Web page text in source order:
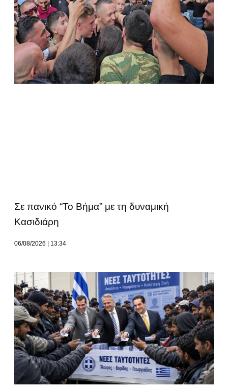
Σε πανικό “Το Βήμα” με τη δυναμική
Κασιδιάρη
06/08/2026 13:34